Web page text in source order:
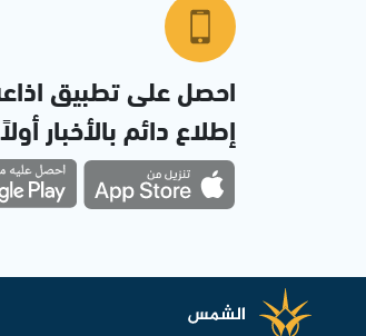
احصل على تطبيق
إطلاع دائم بالأخبار